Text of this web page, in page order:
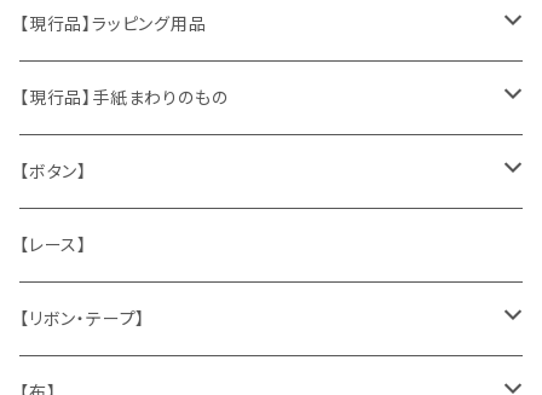
おもちゃ、ぬいぐるみ
くま、テディベア
うさぎ
ヴィンテージファブリック
ハンドメイド製品
お部屋に飾るもの
メタル製品
缶、箱
陶磁器
切手、FDC
ポストカード、カレンダー
マッチラベル、食品ラベル
蔵書票、荷札、ビュバー、伝票
シール、ステッカー、クロモス
袋、箱、ナプキン、コースター
【現行品】ラッピング用品
伝票、タグ、シール
袋、ラッピングペーパー
ひも、テープ
【現行品】手紙まわりのもの
封筒、ポストカード
切手
スタンプ
文房具
【ボタン】
木
貝
メタル
【レース】
【リボン・テープ】
チロルテープ・イニシャルテープ